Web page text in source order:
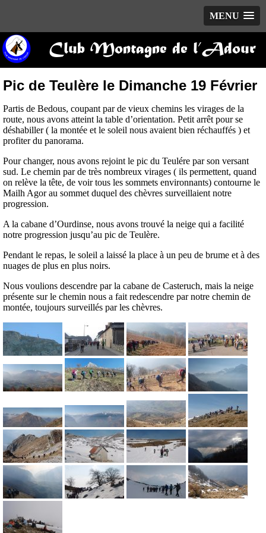
MENU
Club Montagne de l’Adour
Pic de Teulère le Dimanche 19 Février
Partis de Bedous, coupant par de vieux chemins les virages de la
route, nous avons atteint la table d’orientation. Petit arrêt pour se
déshabiller ( la montée et le soleil nous avaient bien réchauffés ) et
profiter du panorama.
Pour changer, nous avons rejoint le pic du Teulére par son versant
sud. Le chemin par de très nombreux virages ( ils permettent, quand
on relève la tête, de voir tous les sommets environnants) contourne le
Mailh Agor au sommet duquel des chèvres surveillaient notre
progression.
A la cabane d’Ourdinse, nous avons trouvé la neige qui a facilité
notre progression jusqu’au pic de Teulère.
Pendant le repas, le soleil a laissé la place à un peu de brume et à des
nuages de plus en plus noirs.
Nous voulions descendre par la cabane de Casteruch, mais la neige
présente sur le chemin nous a fait redescendre par notre chemin de
montée, toujours surveillés par les chèvres.